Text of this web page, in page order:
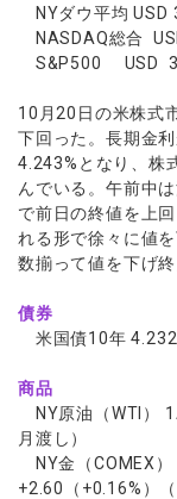
NYダウ平均 USD
NASDAQ総合
S&P500 USD
10月20日の米株式
下回った。長期金
4.243%となり、株
んでいる。午前中
で前日の終値を上
れる形で徐々に値
数揃って値を下げ終
債券
米国債10年
商品
NY原油（WTI）
月渡し）
NY金（COMEX）
+2.60（+0.16%）（